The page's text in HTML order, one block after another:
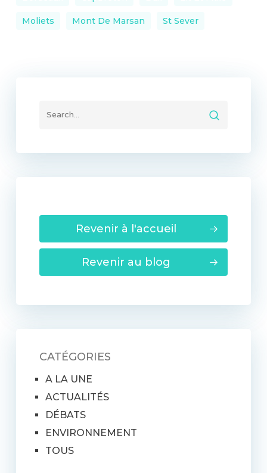
Moliets Mont De Marsan St Sever
Revenir à l'accueil
Revenir au blog
CATÉGORIES
A LA UNE
ACTUALITÉS
DÉBATS
ENVIRONNEMENT
TOUS